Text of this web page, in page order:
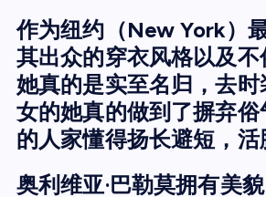
作为纽约（New York）
其出众的穿衣风格以及
她真的是实至名归，去
女的她真的做到了摒弃
的人家懂得扬长避短，活
奥利维亚·巴勒莫拥有美